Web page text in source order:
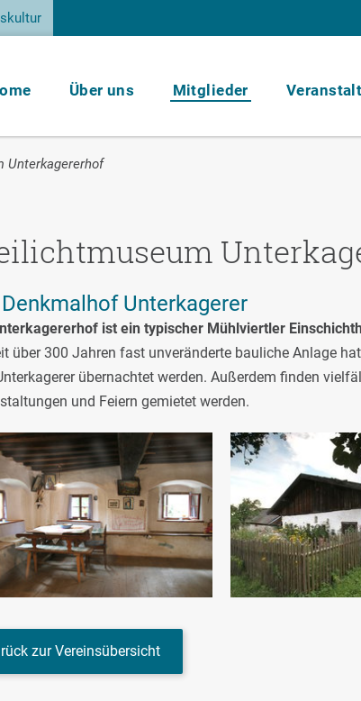
Über uns Mitglieder
Unterkagererhof
Unterkagerer
ist ein typischer Mühlviertler
über 300 Jahren fast unveränderte bauliche Anlage
übernachtet werden. Außerdem finden
und Feiern gemietet werden.
zur Vereinsübersicht